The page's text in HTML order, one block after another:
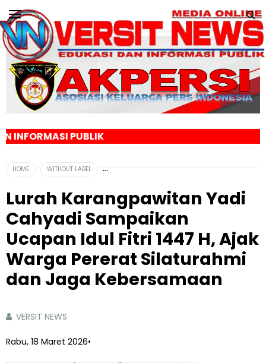
HOME WITHOUT LABEL
Lurah Karangpawitan Yadi
Cahyadi Sampaikan
Ucapan Idul Fitri 1447 H, Ajak
Warga Pererat Silaturahmi
dan Jaga Kebersamaan
VERSIT NEWS
Rabu, 18 Maret 2026•